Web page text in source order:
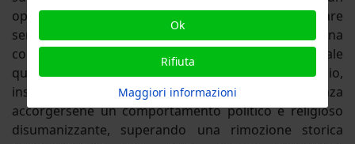
opportunismo buonista senza rimorsi storici di dare
senza agire, e suo malgrado, dignità politica ad una
condotta che ha poco di politico e molto di criminale
qualunque ne sia la giustificazione a margine. Il rischio,
insomma, di accreditare nel comprensibile senza
accorgersene un comportamento politico e religioso
disumanizzante, superando una rimozione storica
Ok
Rifiuta
Maggiori informazioni